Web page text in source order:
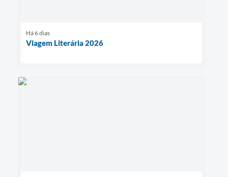
Há 6 dias
Viagem Literária 2026